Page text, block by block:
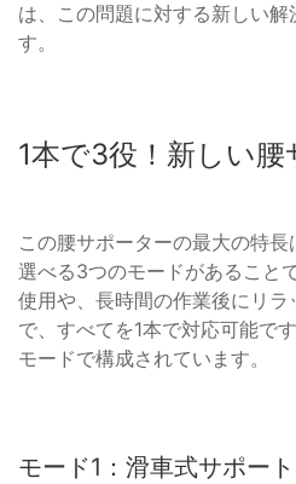
は、この問題に対する新しい
す。
1本で3役！新しい
この腰サポーターの最大の特
選べる3つのモードがあること
使用や、長時間の作業後にリラ
で、すべてを1本で対応可能で
モードで構成されています。
モード1：滑車式サポー